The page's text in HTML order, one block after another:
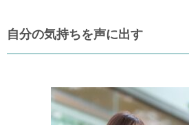
自分の気持ちを声に出す